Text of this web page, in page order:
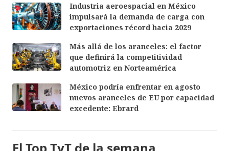
Industria aeroespacial en México
impulsará la demanda de carga con
exportaciones récord hacia 2029
Más allá de los aranceles: el factor
que definirá la competitividad
automotriz en Norteamérica
México podría enfrentar en agosto
nuevos aranceles de EU por capacidad
excedente: Ebrard